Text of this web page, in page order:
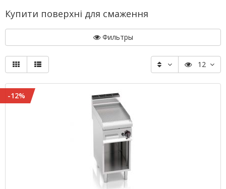
Купити поверхні для смаження
Фильтры
12
-12%